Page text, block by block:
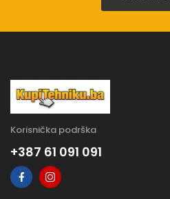
Korisnička podrška
+387 61 091 091